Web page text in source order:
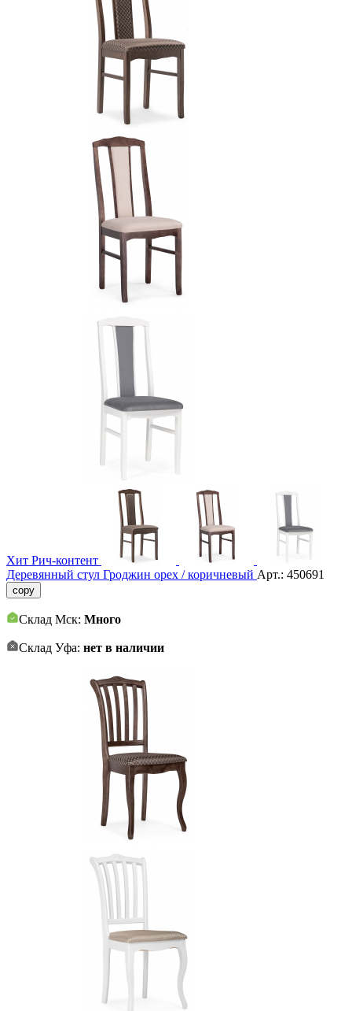
Хит Рич-контент
Деревянный стул Гроджин орех / коричневый Арт.: 450691
copy
Склад Мск: Много
Склад Уфа: нет в наличии